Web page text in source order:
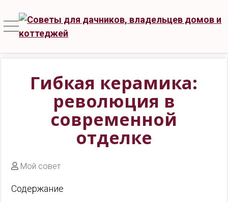
Гибкая керамика:
революция в
современной
отделке
Мой совет
Содержание